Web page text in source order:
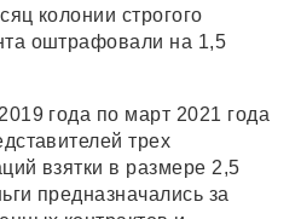
колонии строгого
оштрафовали на 1,5
года по март 2021 года
трех
взятки в размере 2,5
предназначались за